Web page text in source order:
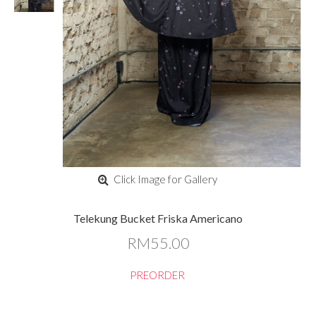
Click Image for Gallery
Telekung Bucket Friska Americano
RM55.00
PREORDER